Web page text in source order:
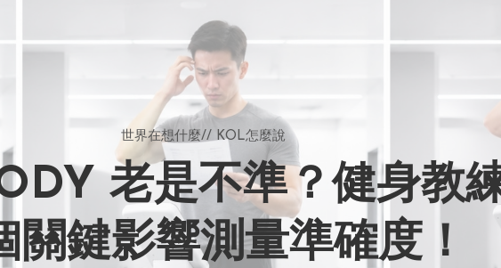
世界在想什麼//地球村發生的事
引爭議！宮崎駿用七
創作仍無可取代
來點正能量//與自己和解
笑現在！學會捨棄獎
的真實幸福
來點正能量// 女力至上
！《米娜家的星期六
何勇敢跨出第一步
世界在想什麼// KOL怎麼說
老是不準？健身教
關鍵影響測量準確度！